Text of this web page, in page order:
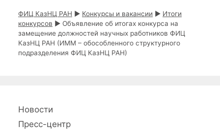
а
ФИЦ КазНЦ РАН ► Конкурсы и вакансии ► Итоги
конкурсов ► Объявление об итогах конкурса на
замещение должностей научных работников ФИЦ
КазНЦ РАН (ИММ – обособленного структурного
подразделения ФИЦ КазНЦ РАН)
Новости
Пресс-центр